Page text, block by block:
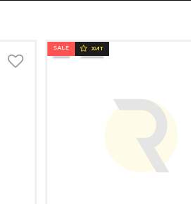
SALE ХИТ